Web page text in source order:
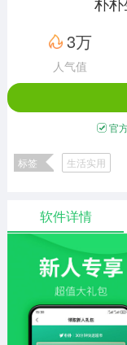
赛车竞速
3632款应用
二次元
仙侠手游
485款应用
三国游戏
3934款应用
3万
人气值
官
标签 生活实用
软件详情